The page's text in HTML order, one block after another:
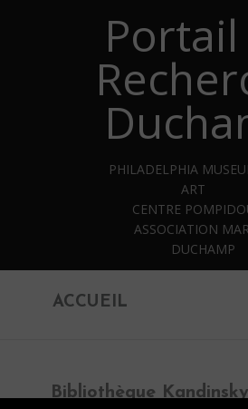
Retourner au contenu principal
PHILADELPHIA
ART
CENTRE
ASSOCIATION
DUCHAMP
ACCUEIL
Bibliothèque Kandinsky